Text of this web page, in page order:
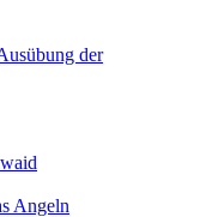
der
Angeln